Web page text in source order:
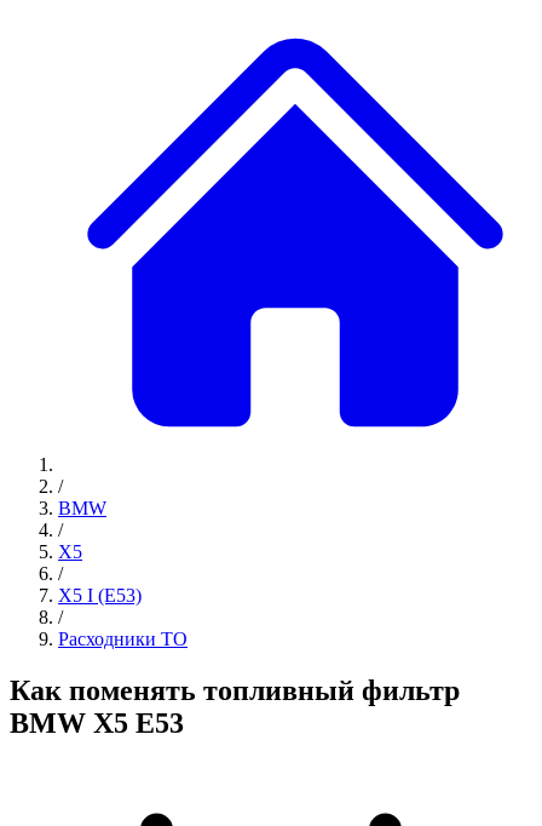
/
BMW
/
X5
/
X5 I (E53)
/
Расходники ТО
Как поменять топливный фильтр
BMW X5 E53